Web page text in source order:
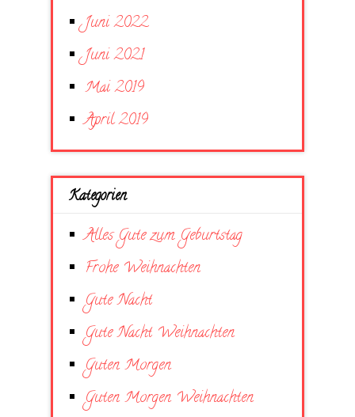
Juni 2022
Juni 2021
Mai 2019
April 2019
Kategorien
Alles Gute zum Geburtstag
Frohe Weihnachten
Gute Nacht
Gute Nacht Weihnachten
Guten Morgen
Guten Morgen Weihnachten